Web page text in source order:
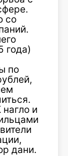
со
года)
по
и
дани.